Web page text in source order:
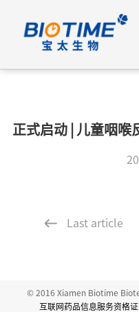
正式启动 | 儿童咽喉
Last article
© 2016 Xiamen Biotime
互联网药品信息服务资格